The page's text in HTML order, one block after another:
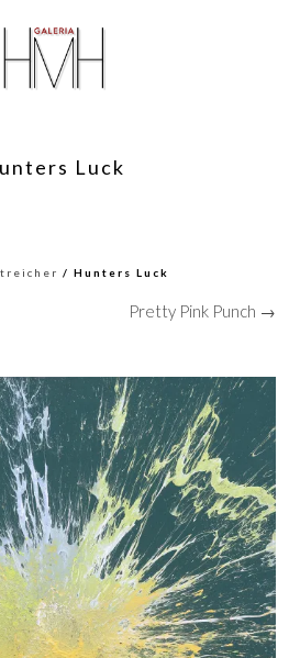
Luck
/ Hunters Luck
Pretty Pink Punch →